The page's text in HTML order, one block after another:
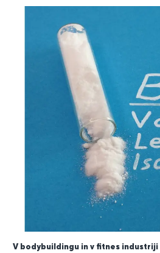
V bodybuildingu in v fitnes industriji